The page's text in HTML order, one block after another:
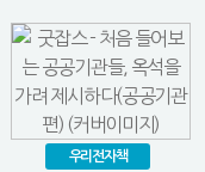
우리전자책